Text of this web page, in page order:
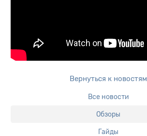
Вернуться к новостям
Все новости
Обзоры
Гайды